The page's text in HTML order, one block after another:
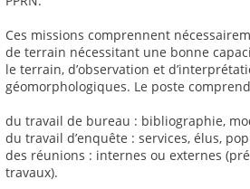
Ces missions comprennent
de terrain nécessitant une bonne
le terrain, d’observation et
géomorphologiques. Le poste
du travail de bureau : bibliographie,
du travail d’enquête : services, élus,
des réunions : internes ou externes
travaux).